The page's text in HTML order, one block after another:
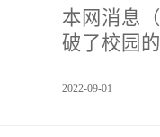
表现，你
任务和挑
本网消息
破了校园
者。他们
2022-09-01